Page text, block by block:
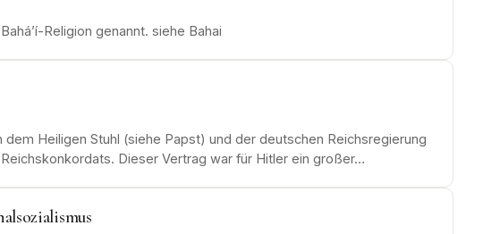
Religion genannt. siehe Bahai
dem Heiligen Stuhl (siehe Papst) und der deutschen Reichsregierung
Dieser Vertrag war für Hitler ein großer…